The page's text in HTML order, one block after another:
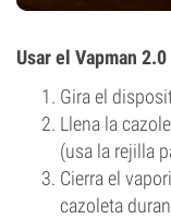
Usar el Vapman
Gira el
Llena la
(usa la rejilla
Cierra el
cazoleta